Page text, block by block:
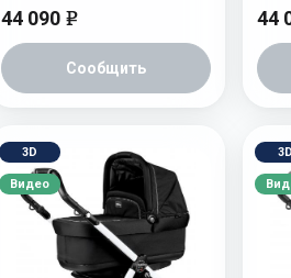
44 090 e
Сообщить
44
3D
Видео
3D